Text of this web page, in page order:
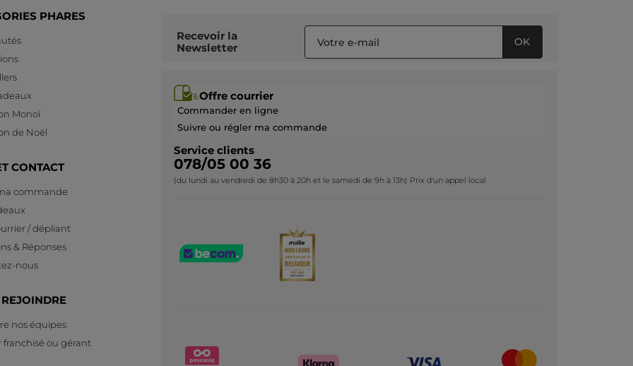
PHARES
Monoï
de Noël
CONTACT
commande
/ dépliant
& Réponses
nous
nos équipes
franchisé ou gérant
Recevoir la
Newsletter
OK
Offre courrier
Commander en ligne
Suivre ou régler ma commande
Service clients
078/05 00 36
(du lundi au vendredi de 8h30 à 20h et le samedi de 9h à 13h) Prix d'un appel local